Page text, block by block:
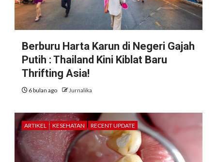
Berburu Harta Karun di Negeri Gajah
Putih : Thailand Kini Kiblat Baru
Thrifting Asia!
6 bulan ago Jurnalika
ARTIKEL KESEHATAN RECENT UPDATE